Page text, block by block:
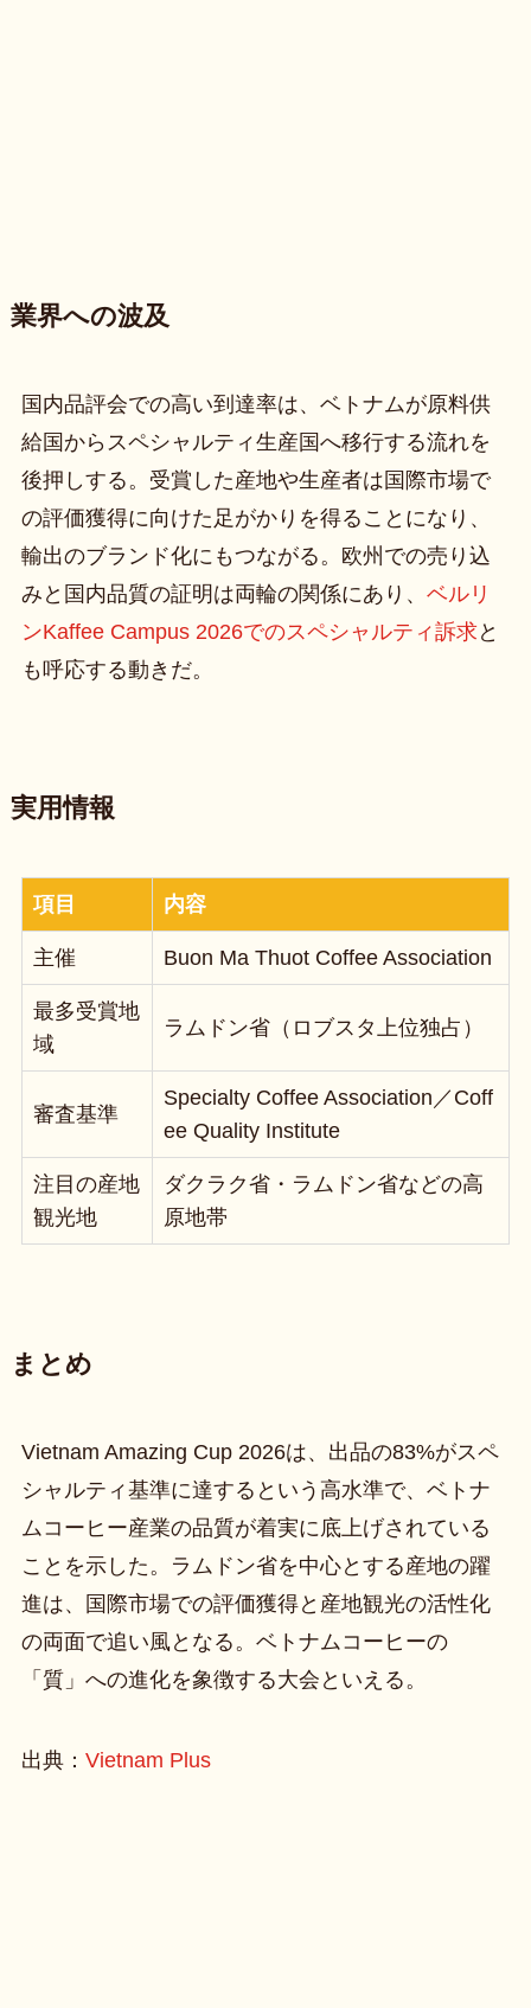
業界への波及
国内品評会での高い到達率は、ベトナムが原料供
給国からスペシャルティ生産国へ移行する流れを
後押しする。受賞した産地や生産者は国際市場で
の評価獲得に向けた足がかりを得ることになり、
輸出のブランド化にもつながる。欧州での売り込
みと国内品質の証明は両輪の関係にあり、 ベルリ
ンKaffee Campus 2026でのスペシャルティ訴求と
も呼応する動きだ。
実用情報
項目 内容
主催 Buon Ma Thuot Coffee Association
最多受賞地
域
ラムドン省（ロブスタ上位独占）
審査基準
Specialty Coffee Association／Coff
ee Quality Institute
注目の産地
観光地
ダクラク省・ラムドン省などの高
原地帯
まとめ
Vietnam Amazing Cup 2026は、出品の83%がスペ
シャルティ基準に達するという高水準で、ベトナ
ムコーヒー産業の品質が着実に底上げされている
ことを示した。ラムドン省を中心とする産地の躍
進は、国際市場での評価獲得と産地観光の活性化
の両面で追い風となる。ベトナムコーヒーの
「質」への進化を象徴する大会といえる。
出典： Vietnam Plus